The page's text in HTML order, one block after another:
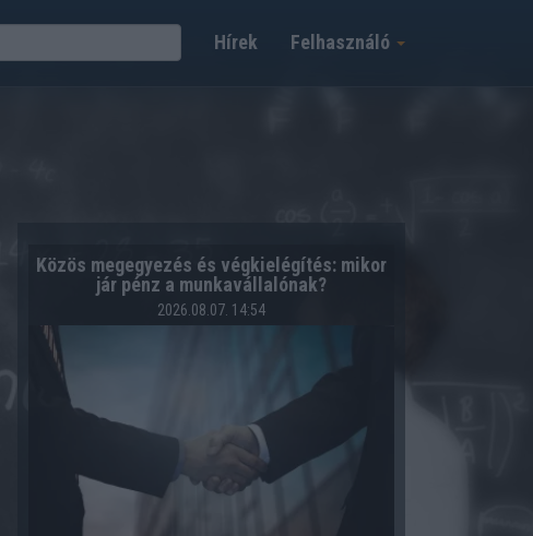
Felhasználó
Hírek
Közös megegyezés és végkielégítés: mikor
jár pénz a munkavállalónak?
2026.08.07. 14:54